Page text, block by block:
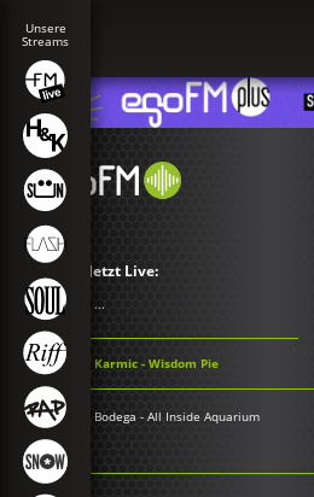
Jetzt Live:
...
Karmic - Wisdom Pie
Bodega - All Inside Aquarium